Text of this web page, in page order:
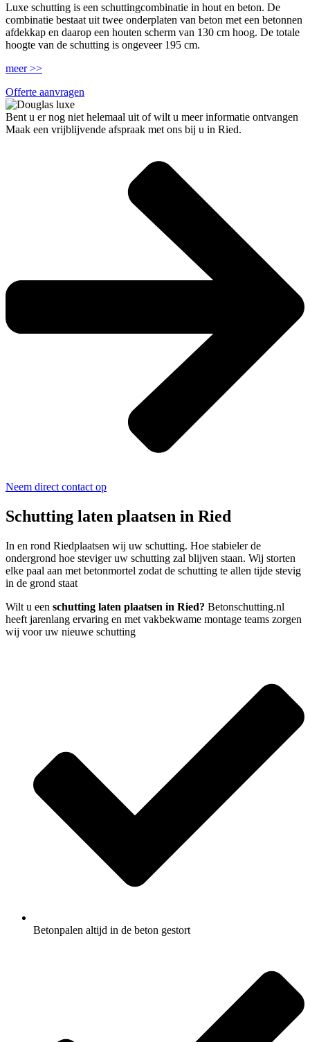
Luxe schutting is een schuttingcombinatie in hout en beton. De
combinatie bestaat uit twee onderplaten van beton met een betonnen
afdekkap en daarop een houten scherm van 130 cm hoog. De totale
hoogte van de schutting is ongeveer 195 cm.
meer >>
Offerte aanvragen
Bent u er nog niet helemaal uit of wilt u meer informatie ontvangen
Maak een vrijblijvende afspraak met ons bij u in Ried.
Neem direct contact op
Schutting laten plaatsen in Ried
In en rond Riedplaatsen wij uw schutting. Hoe stabieler de
ondergrond hoe steviger uw schutting zal blijven staan. Wij storten
elke paal aan met betonmortel zodat de schutting te allen tijde stevig
in de grond staat
Wilt u een schutting laten plaatsen in Ried? Betonschutting.nl
heeft jarenlang ervaring en met vakbekwame montage teams zorgen
wij voor uw nieuwe schutting
Betonpalen altijd in de beton gestort